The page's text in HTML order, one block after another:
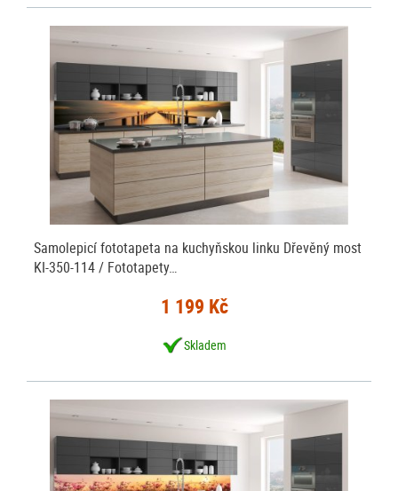
Samolepicí fototapeta na kuchyňskou linku Dřevěný most
KI-350-114 / Fototapety…
1 199 Kč
Skladem